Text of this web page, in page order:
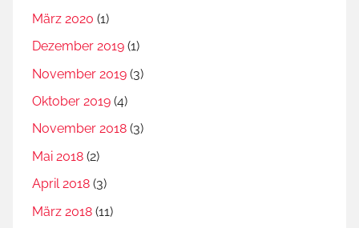
März 2020 (1)
Dezember 2019 (1)
November 2019 (3)
Oktober 2019 (4)
November 2018 (3)
Mai 2018 (2)
April 2018 (3)
März 2018 (11)